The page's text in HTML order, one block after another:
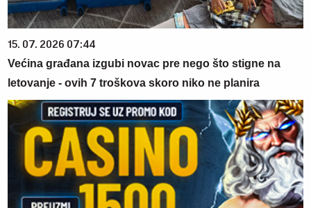
15. 07. 2026 07:44
Većina građana izgubi novac pre nego što stigne na
letovanje - ovih 7 troškova skoro niko ne planira